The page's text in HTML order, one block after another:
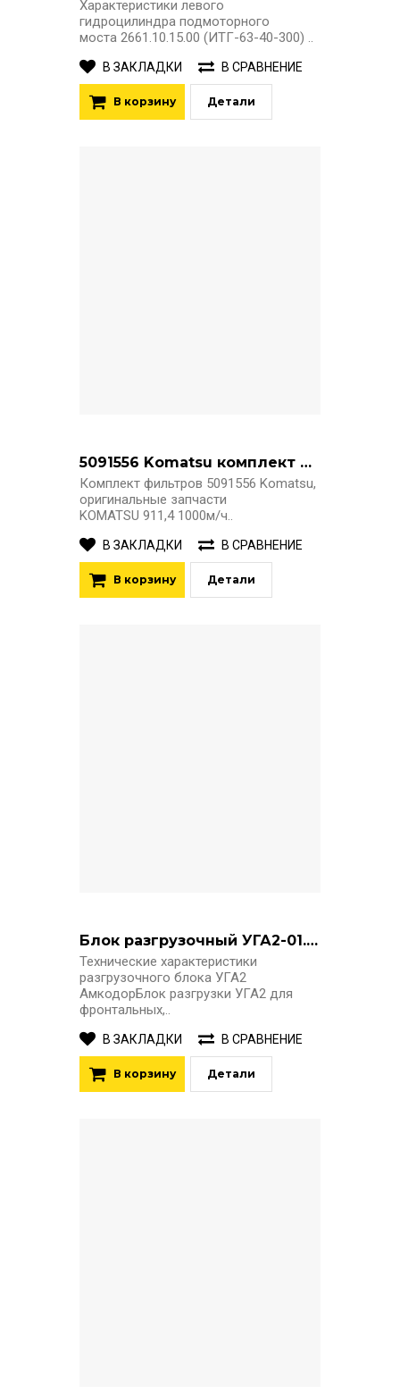
Характеристики левого
гидроцилиндра подмоторного
моста 2661.10.15.00 (ИТГ-63-40-300) ..
В ЗАКЛАДКИ В СРАВНЕНИЕ
В корзину Детали
5091556 Komatsu комплект фильтров
Комплект фильтров 5091556 Komatsu,
оригинальные запчасти
KOMATSU 911,4 1000м/ч..
В ЗАКЛАДКИ В СРАВНЕНИЕ
В корзину Детали
Блок разгрузочный УГА2-01.01.000
Технические характеристики
разгрузочного блока УГА2
АмкодорБлок разгрузки УГА2 для
фронтальных,..
В ЗАКЛАДКИ В СРАВНЕНИЕ
В корзину Детали